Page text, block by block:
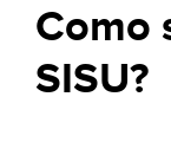
Como
SISU?